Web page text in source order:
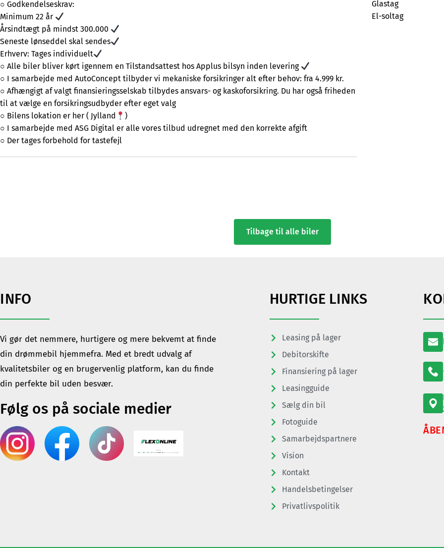
○ Godkendelseskrav:
Minimum 22 år
Årsindtægt på mindst 300.000
Seneste lønseddel skal sendes
Erhverv: Tages individuelt
○ Alle biler bliver kørt igennem en Tilstandsattest hos Applus bilsyn inden levering
○ I samarbejde med AutoConcept tilbyder vi mekaniske forsikringer alt efter behov: fra 4.999 kr.
○ Afhængigt af valgt finansieringsselskab tilbydes ansvars- og kaskoforsikring. Du har også friheden
til at vælge en forsikringsudbyder efter eget valg
○ Bilens lokation er her ( Jylland
)
○ I samarbejde med ASG Digital er alle vores tilbud udregnet med den korrekte afgift
○ Der tages forbehold for tastefejl
Glastag
El-soltag
Tilbage til alle biler
INFO
Vi gør det nemmere, hurtigere og mere bekvemt at finde
din drømmebil hjemmefra. Med et bredt udvalg af
kvalitetsbiler og en brugervenlig platform, kan du finde
din perfekte bil uden besvær.
Følg os på sociale medier
HURTIGE LINKS
Leasing på lager
Debitorskifte
Finansiering på lager
Leasingguide
Sælg din bil
Fotoguide
Samarbejdspartnere
Vision
Kontakt
Handelsbetingelser
Privatlivspolitik